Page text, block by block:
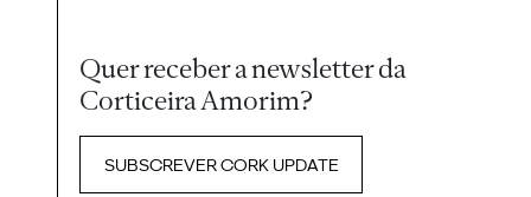
Quer receber a newsletter da
Corticeira Amorim?
SUBSCREVER CORK UPDATE